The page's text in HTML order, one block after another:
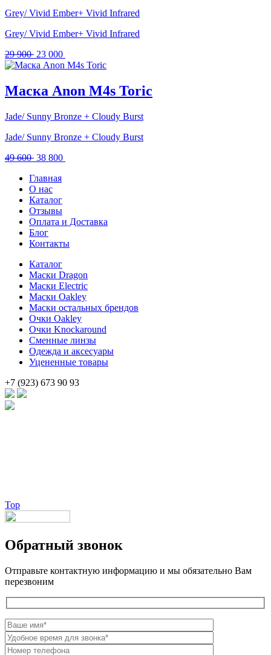
Grey/ Vivid Ember+ Vivid Infrared
Grey/ Vivid Ember+ Vivid Infrared
29 900 Первоначальная
цена
900 .
23 000
цена:
Маска Anon M4s Toric
Jade/ Sunny Bronze + Cloudy Burst
Jade/ Sunny Bronze + Cloudy Burst
49 600 Первоначальная
составляла
49
600 .
38 800
Главная
О нас
Каталог
Отзывы
Оплата и Доставка
Блог
Контакты
Каталог
Маски Dragon
Маски Electric
Маски Oakley
Маски остальных брендов
Очки Oakley
Очки Knockaround
Сменные линзы
Одежда и аксесуары
Уцененные товары
+7 (923) 673 90 93
Top
Обратный звонок
Отправьте контактную информацию и мы обязательно Вам
перезвоним